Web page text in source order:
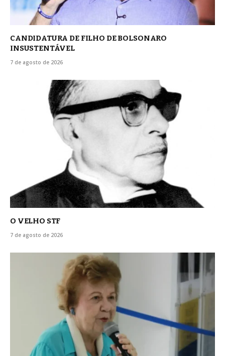
CANDIDATURA DE FILHO DE BOLSONARO
INSUSTENTÁVEL
7 de agosto de 2026
O VELHO STF
7 de agosto de 2026